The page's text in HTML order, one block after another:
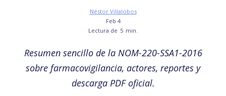
Néstor Villalobos
Feb 4
Lectura de 5 min.
Resumen sencillo de la NOM-220-SSA1-2016
sobre farmacovigilancia, actores, reportes y
descarga PDF oficial.